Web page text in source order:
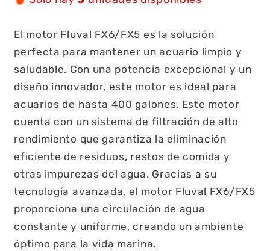
El motor Fluval FX6/FX5 es la solución
perfecta para mantener un acuario limpio y
saludable. Con una potencia excepcional y un
diseño innovador, este motor es ideal para
acuarios de hasta 400 galones. Este motor
cuenta con un sistema de filtración de alto
rendimiento que garantiza la eliminación
eficiente de residuos, restos de comida y
otras impurezas del agua. Gracias a su
tecnología avanzada, el motor Fluval FX6/FX5
proporciona una circulación de agua
constante y uniforme, creando un ambiente
óptimo para la vida marina.